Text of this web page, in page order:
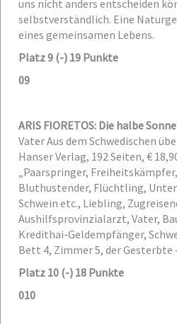
uns nicht anders entscheiden
selbstverständlich. Eine
eines gemeinsamen Lebens.
Platz 9 (-) 19 Punkte
09
ARIS FIORETOS: Die halbe Sonne
VaterAus dem Schwedischen
Hanser Verlag, 192 Seiten, €
„Paarspringer,
Bluthustender, Flüchtling,
Schwein etc., Liebling,
Aushilfsprovinzialarzt, Vater,
Kredithai-Geldempfänger,
Bett 4, Zimmer 5, der Gesterbte
Platz 10 (-) 18 Punkte
010